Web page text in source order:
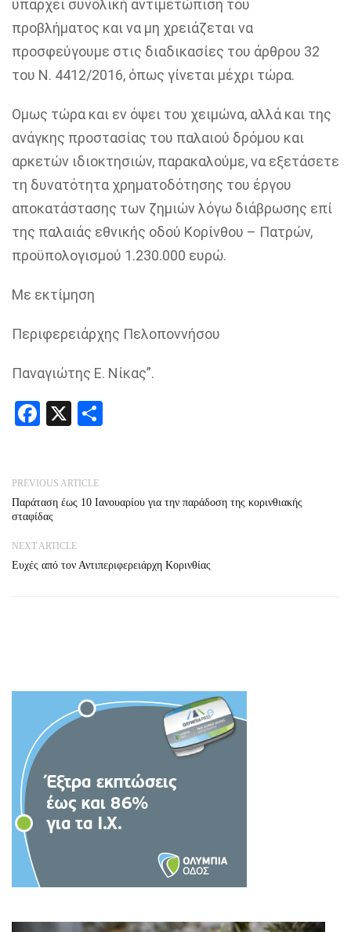
υπάρχει συνολική αντιμετώπιση του
προβλήματος και να µη χρειάζεται να
προσφεύγουµε στις διαδικασίες του άρθρου 32
του Ν. 4412/2016, ὀπως γίνεται μέχρι τώρα.
Ομως τώρα και εν όψει του χειμώνα, αλλά και της
ανάγκης προστασίας του παλαιού δρόµου και
αρκετών ιδιοκτησιών, παρακαλούμε, να εξετάσετε
τη δυνατότητα χρηµατοδότησης του έργου
αποκατάστασης των ζημιών λόγω διάβρωσης επί
της παλαιάς εθνικής οδού Κορίνθου – Πατρών,
προϋπολογισμού 1.230.000 ευρώ.
Με εκτίμηση
Περιφερειάρχης Πελοποννήσου
Παναγιώτης Ε. Νίκας”.
Facebook
X
PREVIOUS ARTICLE
Παράταση έως 10 Ιανουαρίου για την παράδοση της κορινθιακής
σταφίδας
NEXT ARTICLE
Ευχές από τον Αντιπεριφερειάρχη Κορινθίας